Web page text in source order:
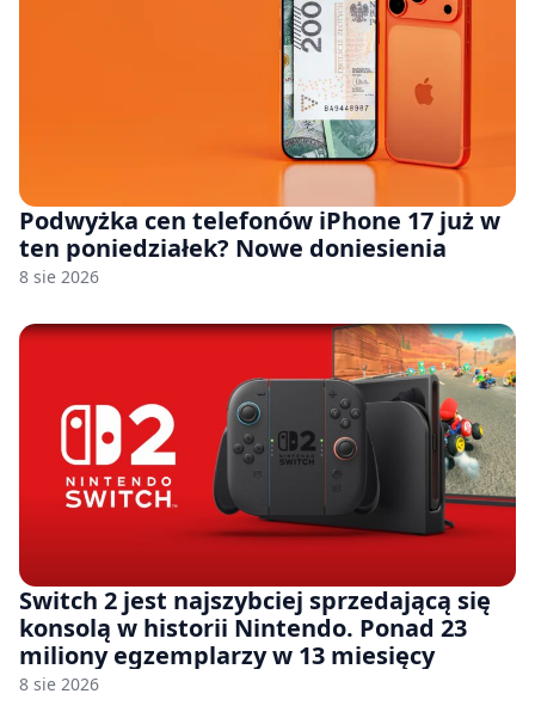
Podwyżka cen telefonów iPhone 17 już w
ten poniedziałek? Nowe doniesienia
8 sie 2026
Switch 2 jest najszybciej sprzedającą się
konsolą w historii Nintendo. Ponad 23
miliony egzemplarzy w 13 miesięcy
8 sie 2026